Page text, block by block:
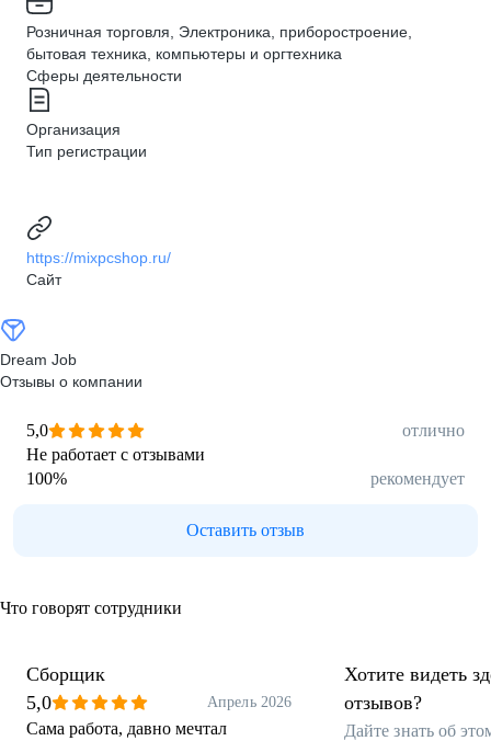
Розничная торговля, Электроника, приборостроение,
бытовая техника, компьютеры и оргтехника
Сферы деятельности
Организация
Тип регистрации
https://mixpcshop.ru/
Сайт
Dream Job
Отзывы о компании
5,0
отлично
Не работает с отзывами
100% рекомендует
Оставить отзыв
Что говорят сотрудники
Сборщик
5,0
Апрель 2026
Сама работа, давно мечтал
Хотите видеть
отзывов?
Дайте знать об